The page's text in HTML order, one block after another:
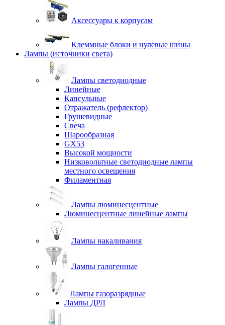
Аксессуары к корпусам
Клеммные блоки и нулевые шины
Лампы (источники света)
Лампы светодиодные
Линейные
Капсульные
Отражатель (рефлектор)
Грушевидные
Свеча
Шарообразная
GX53
Высокой мощности
Низковольтные светодиодные лампы
местного освещения
Филаментная
Лампы люминесцентные
Люминесцентные линейные лампы
Лампы накаливания
Лампы галогенные
Лампы газоразрядные
Лампы ДРЛ